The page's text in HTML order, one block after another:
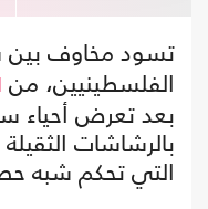
تسود مخاوف بين
الفلسطينيين، من
بعد تعرض أحياء
بالرشاشات
التي تحكم شبه